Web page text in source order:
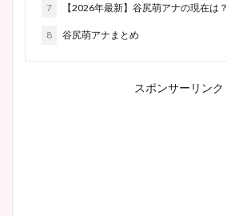
7 【2026年最新】谷尻萌アナの現在は？
8 谷尻萌アナまとめ
スポンサーリンク